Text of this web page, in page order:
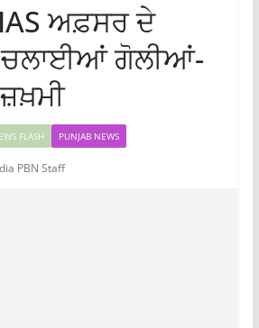
ਅਫ਼ਸਰ ਦੇ
ਗੋਲੀਆਂ-
FLASH PUNJAB NEWS
PBN Staff